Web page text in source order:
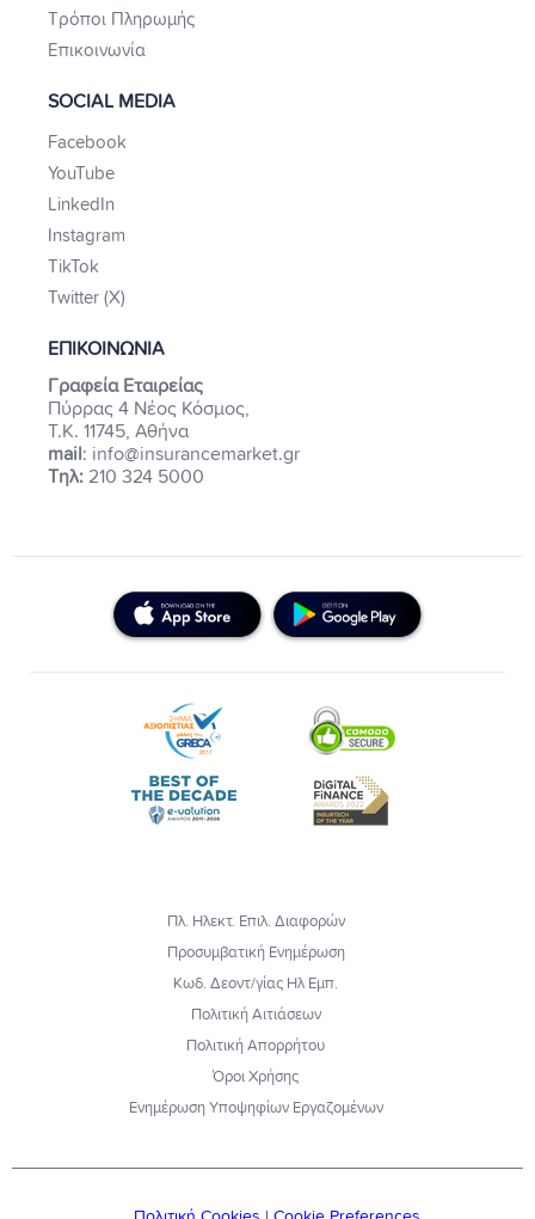
Τρόποι Πληρωμής
Επικοινωνία
SOCIAL MEDIA
Facebook
YouTube
LinkedIn
Instagram
TikTok
Twitter (X)
ΕΠΙΚΟΙΝΩΝΙΑ
Γραφεία Εταιρείας
Πύρρας 4 Νέος Κόσμος,
Τ.Κ. 11745, Αθήνα
mail: info@insurancemarket.gr
Τηλ: 210 324 5000
Πλ. Ηλεκτ. Επιλ. Διαφορών
Προσυμβατική Ενημέρωση
Κωδ. Δεοντ/γίας Ηλ Εμπ.
Πολιτική Αιτιάσεων
Πολιτική Απορρήτου
Όροι Χρήσης
Ενημέρωση Υποψηφίων Εργαζομένων